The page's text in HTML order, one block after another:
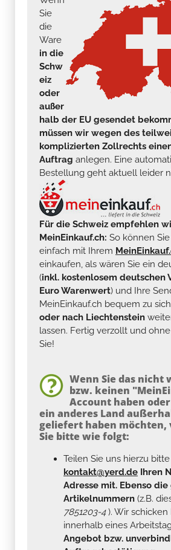
Sie
die
Ware
in die
Schw
eiz
oder
außer
halb der EU gesendet
müssen wir wegen des
komplizierten Zollrechts
Auftrag anlegen. Eine
Bestellung geht aktuell leider
Für die Schweiz empfehlen
MeinEinkauf.ch: So können
einfach mit Ihrem
einkaufen, als wären Sie ein
(inkl. kostenlosem deutschen
Euro Warenwert) und Ihre
MeinEinkauf.ch bequem zu
oder nach Liechtenstein
lassen. Fertig verzollt und
Sie!
Wenn Sie das nicht
bzw. keinen
Account haben
ein anderes Land
geliefert haben
Sie bitte wie folgt:
Teilen Sie uns hierzu
kontakt@yerd.de Ihren
Adresse mit. Ebenso
Artikelnummern (z.B.
7851203-4). Wir
innerhalb eines
Angebot bzw.